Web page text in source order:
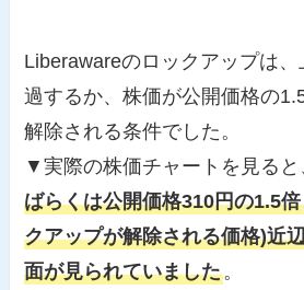
Liberawareのロックアップは
過するか、株価が公開価格の
解除される条件でした。
▼実際の株価チャートを見ると
ばらくは公開価格310円の1.5
クアップが解除される価格)近
面が見られていました。